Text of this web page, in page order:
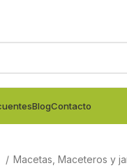
BlogContacto
Macetas, Maceteros y